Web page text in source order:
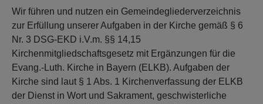
Wir führen und nutzen ein Gemeindegliederverzeichnis
zur Erfüllung unserer Aufgaben in der Kirche gemäß § 6
Nr. 3 DSG-EKD i.V.m. §§ 14,15
Kirchenmitgliedschaftsgesetz mit Ergänzungen für die
Evang.-Luth. Kirche in Bayern (ELKB). Aufgaben der
Kirche sind laut § 1 Abs. 1 Kirchenverfassung der ELKB
der Dienst in Wort und Sakrament, geschwisterliche